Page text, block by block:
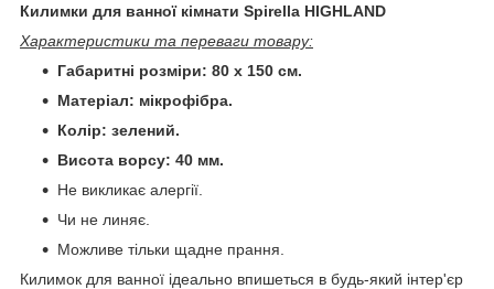
Килимки для ванної кімнати Spirella HIGHLAND
Характеристики та переваги товару:
Габаритні розміри: 80 х 150 см.
Матеріал: мікрофібра.
Колір: зелений.
Висота ворсу: 40 мм.
Не викликає алергії.
Чи не линяє.
Можливе тільки щадне прання.
Килимок для ванної ідеально впишеться в будь-який інтер'єр